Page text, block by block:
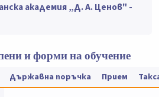
академия „Д. А. Ценов" -
и форми на обучение
Държавна поръчка Прием